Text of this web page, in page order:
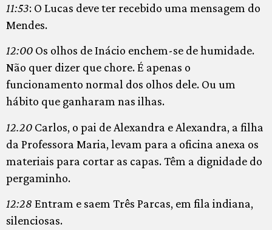
11:53: O Lucas deve ter recebido uma mensagem do
Mendes.
12:00 Os olhos de Inácio enchem-se de humidade.
Não quer dizer que chore. É apenas o
funcionamento normal dos olhos dele. Ou um
hábito que ganharam nas ilhas.
12.20 Carlos, o pai de Alexandra e Alexandra, a filha
da Professora Maria, levam para a oficina anexa os
materiais para cortar as capas. Têm a dignidade do
pergaminho.
12:28 Entram e saem Três Parcas, em fila indiana,
silenciosas.